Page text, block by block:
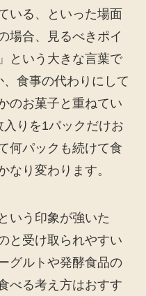
いる、といった場面
場合、見るべきポイ
という大きな言葉で
食事の代わりにして
のお菓子と重ねてい
りを1パックだけお
何パックも続けて食
なり変わります。
いう印象が強いた
と受け取られやすい
グルトや発酵食品の
べる考え方はおすす